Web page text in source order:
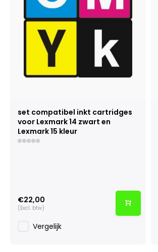
set compatibel inkt cartridges
voor Lexmark 14 zwart en
Lexmark 15 kleur
€22,00
(Excl. btw)
Vergelijk